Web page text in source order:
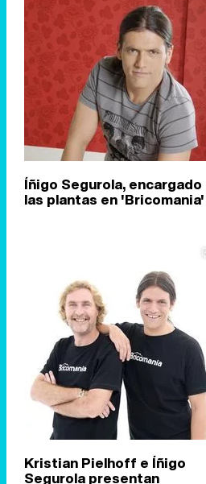
Íñigo Segurola, encargado
las plantas en 'Bricomania'
Kristian Pielhoff e Íñigo
Segurola presentan